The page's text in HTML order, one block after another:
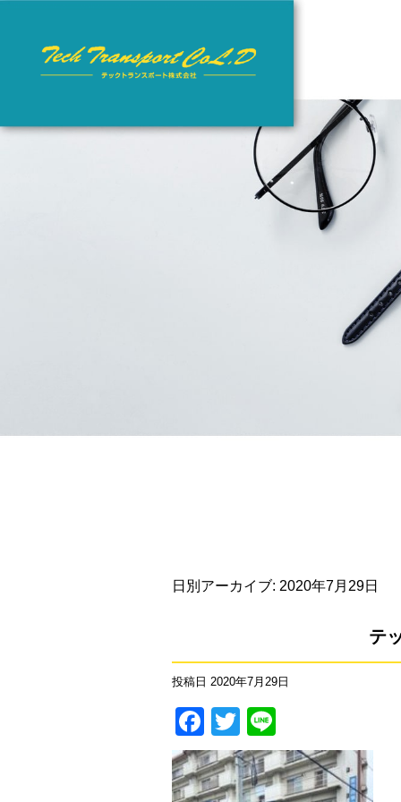
日別アーカイブ: 2020年7月29日
テ
投稿日 2020年7月29日
Facebook
Twitter